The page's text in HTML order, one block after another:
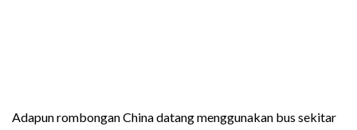
Adapun rombongan China datang menggunakan bus sekitar